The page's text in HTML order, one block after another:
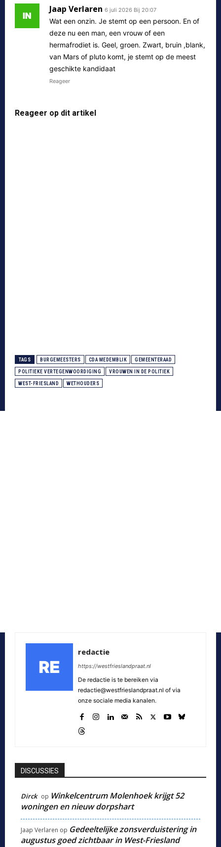
Jaap Verlaren 6 juli 2026 Bij 20:07
Wat een onzin. Je stemt op een persoon. En of
deze nu een man, een vrouw of een
hermafrodiet is. Geel, groen. Zwart, bruin ,blank,
van Mars of pluto komt, je stemt op de meest
geschikte kandidaat
Reageer
Reageer op dit artikel
TAGS BURGEMEESTERS CDA MEDEMBLIK GEMEENTERAAD
POLITIEKE VERTEGENWOORDIGING VROUWEN IN DE POLITIEK
WEST-FRIESLAND WETHOUDERS
redactie
https://westfrieslandpraat.nl
De redactie is te bereiken via
redactie@westfrieslandpraat.nl of via
onze sociale media kanalen.
DISCUSSIES
Dirck op Winkelcentrum Molenhoek krijgt 52
woningen en nieuw dorpshart
Jaap Verlaren op Gedeeltelijke zonsverduistering in
augustus goed zichtbaar in West-Friesland